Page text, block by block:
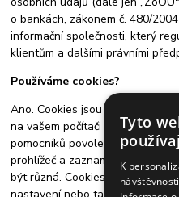
o bankách, zákonem č. 480/
informační společnosti, který
klientům a dalšími právními
Používáme cookies?
Ano. Cookies jsou malé
na vašem počítači skrz váš
pomocníků povolené). Cookies
prohlížeč a zaznamenat určité
být různá. Cookies mohou
nastavení nebo také uživatelské
Tyto
K